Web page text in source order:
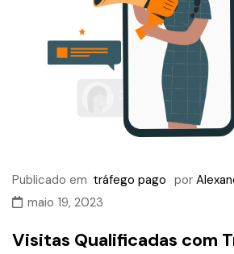
Publicado em tráfego pago por
maio 19, 2023
Visitas Qualificadas com